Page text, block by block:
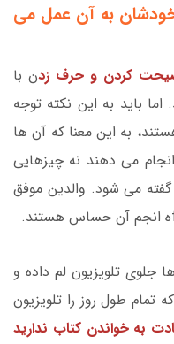
خودشان به آن عمل می
کردن و حرف زدن با
باید به این نکته توجه
به این معنا که آن ها
انجام می دهند نه چیزهایی
می شود. والدین موفق
تلویزیون لم داده و
تمام طول روز را تلویزیون
به خواندن کتاب ندارید